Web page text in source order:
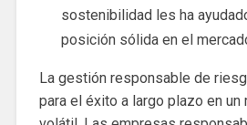
sostenibilidad les ha
posición sólida en el
La gestión responsable de
para el éxito a largo plazo en un